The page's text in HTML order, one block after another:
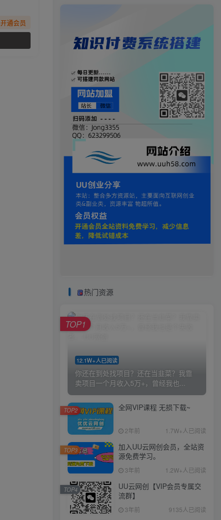
通会员
热门资源
12.1W+人已阅读
你还在到处找项目？还在当韭菜？我靠
卖项目一个月收入5万+，曾经我也...
TOP1
全网VIP课程 无损下载~
2年前 1.7W+人已阅读
TOP2
加入UU云网创会员，全站资
源免费学习。
3年前 1.2W+人已阅读
TOP3
UU云网创【VIP会员专属交
流群】
3年前 9135人已阅读
TOP4